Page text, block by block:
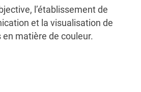
l’établissement de
et la visualisation de
matière de couleur.